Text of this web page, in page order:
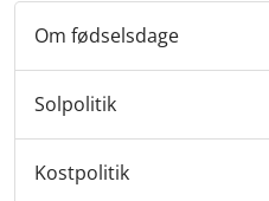
Om fødselsdage
Solpolitik
Kostpolitik